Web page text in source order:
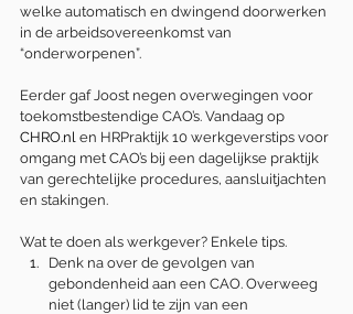
welke automatisch en dwingend doorwerken
in de arbeidsovereenkomst van
“onderworpenen”.
Eerder gaf Joost negen overwegingen voor
toekomstbestendige CAO’s. Vandaag op
CHRO.nl en HRPraktijk 10 werkgeverstips voor
omgang met CAO’s bij een dagelijkse praktijk
van gerechtelijke procedures, aansluitjachten
en stakingen.
Wat te doen als werkgever? Enkele tips.
Denk na over de gevolgen van
gebondenheid aan een CAO. Overweeg
niet (langer) lid te zijn van een